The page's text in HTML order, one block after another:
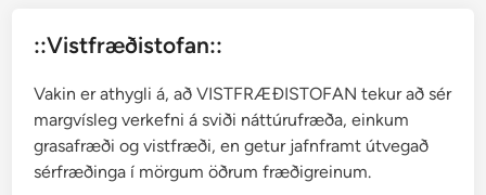
l
r
í
m
s
::Vistfræðistofan::
Vakin er athygli á, að VISTFRÆÐISTOFAN tekur að sér
margvísleg verkefni á sviði náttúrufræða, einkum
grasafræði og vistfræði, en getur jafnframt útvegað
sérfræðinga í mörgum öðrum fræðigreinum.